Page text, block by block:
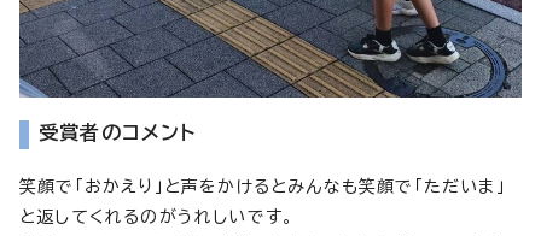
受賞者のコメント
笑顔で「おかえり」と声をかけるとみんなも笑顔で「ただいま」
と返してくれるのがうれしいです。